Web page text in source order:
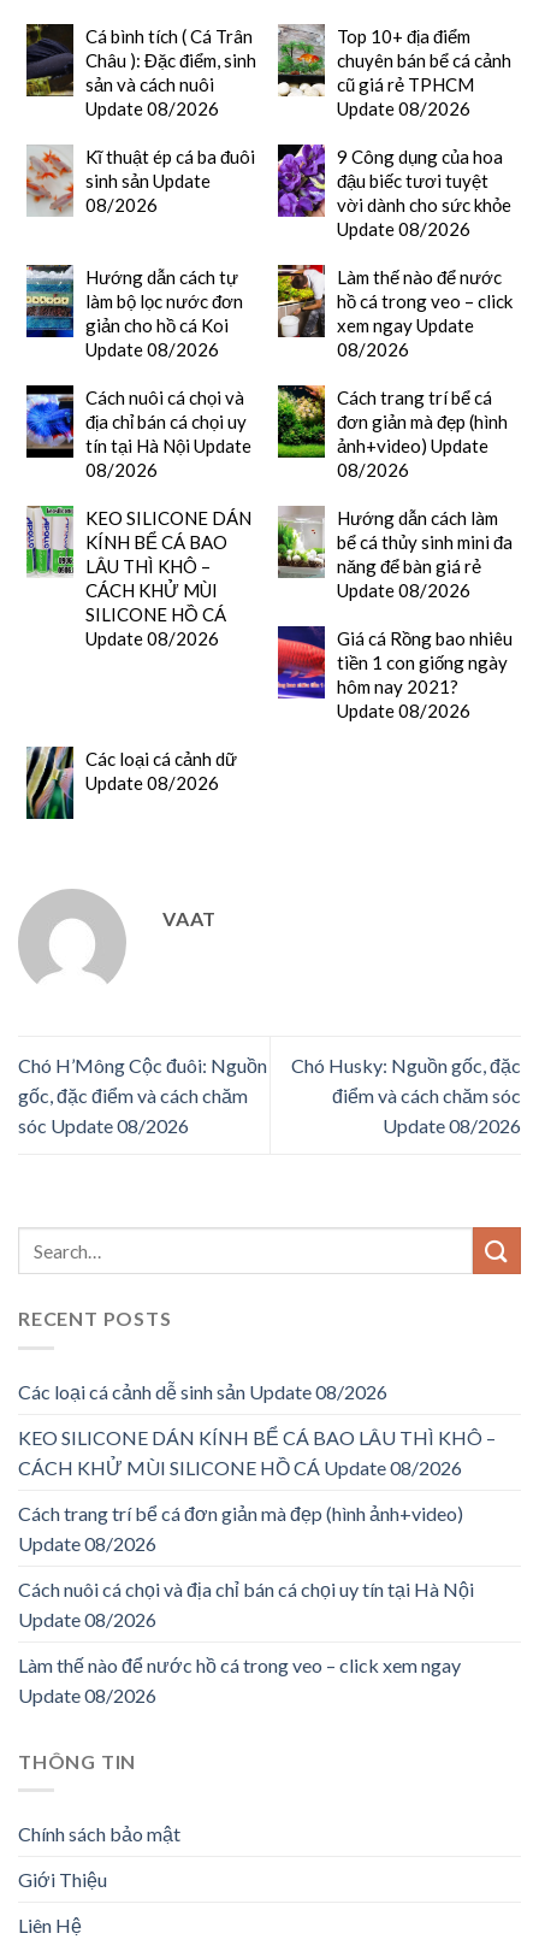
Cá bình tích ( Cá Trân
Châu ): Đặc điểm, sinh
sản và cách nuôi
Update 08/2026
Top 10+ địa điểm
chuyên bán bể cá cảnh
cũ giá rẻ TPHCM
Update 08/2026
Kĩ thuật ép cá ba đuôi
sinh sản Update
08/2026
9 Công dụng của hoa
đậu biếc tươi tuyệt
vời dành cho sức khỏe
Update 08/2026
Hướng dẫn cách tự
làm bộ lọc nước đơn
giản cho hồ cá Koi
Update 08/2026
Làm thế nào để nước
hồ cá trong veo – click
xem ngay Update
08/2026
Cách nuôi cá chọi và
địa chỉ bán cá chọi uy
tín tại Hà Nội Update
08/2026
Cách trang trí bể cá
đơn giản mà đẹp (hình
ảnh+video) Update
08/2026
KEO SILICONE DÁN
KÍNH BỂ CÁ BAO
LÂU THÌ KHÔ –
CÁCH KHỬ MÙI
SILICONE HỒ CÁ
Update 08/2026
Hướng dẫn cách làm
bể cá thủy sinh mini đa
năng để bàn giá rẻ
Update 08/2026
Giá cá Rồng bao nhiêu
tiền 1 con giống ngày
hôm nay 2021?
Update 08/2026
Các loại cá cảnh dữ
Update 08/2026
VAAT
Chó H’Mông Cộc đuôi: Nguồn
gốc, đặc điểm và cách chăm
sóc Update 08/2026
Chó Husky: Nguồn gốc, đặc
điểm và cách chăm sóc
Update 08/2026
RECENT POSTS
Các loại cá cảnh dễ sinh sản Update 08/2026
KEO SILICONE DÁN KÍNH BỂ CÁ BAO LÂU THÌ KHÔ –
CÁCH KHỬ MÙI SILICONE HỒ CÁ Update 08/2026
Cách trang trí bể cá đơn giản mà đẹp (hình ảnh+video)
Update 08/2026
Cách nuôi cá chọi và địa chỉ bán cá chọi uy tín tại Hà Nội
Update 08/2026
Làm thế nào để nước hồ cá trong veo – click xem ngay
Update 08/2026
THÔNG TIN
Chính sách bảo mật
Giới Thiệu
Liên Hệ